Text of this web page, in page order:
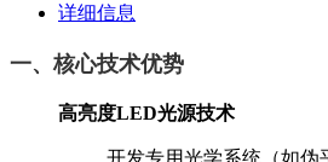
详细信息
一、核心技术优势
高亮度LED光源技术